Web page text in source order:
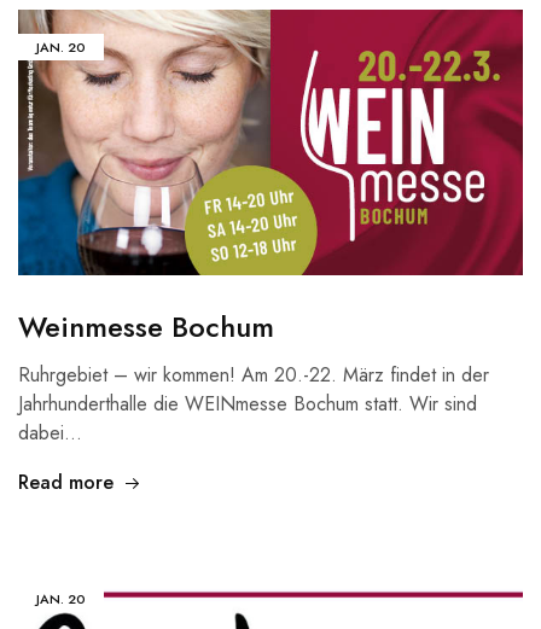
JAN. 20
Weinmesse Bochum
Ruhrgebiet – wir kommen! Am 20.-22. März findet in der
Jahrhunderthalle die WEINmesse Bochum statt. Wir sind
dabei…
Read more
JAN. 20